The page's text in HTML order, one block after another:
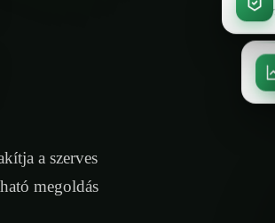
a szerves
megoldás